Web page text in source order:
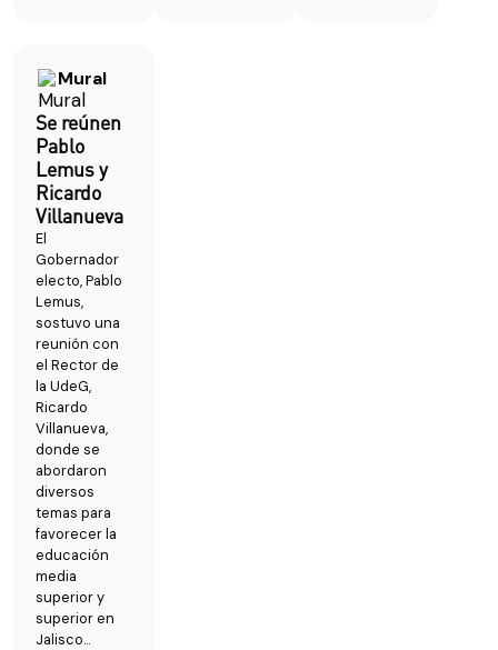
Mural
Se reúnen
Pablo
Lemus y
Ricardo
Villanueva
El
Gobernador
electo, Pablo
Lemus,
sostuvo una
reunión con
el Rector de
la UdeG,
Ricardo
Villanueva,
donde se
abordaron
diversos
temas para
favorecer la
educación
media
superior y
superior en
Jalisco...